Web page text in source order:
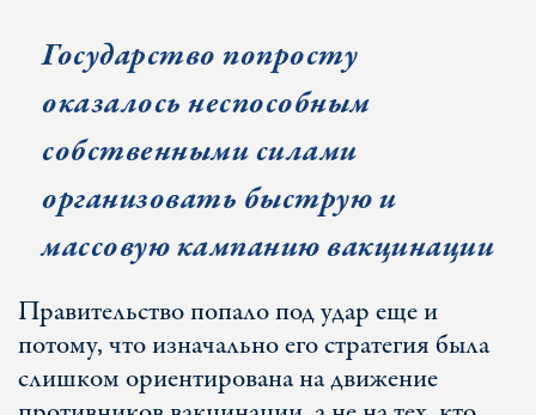
Государство попросту
оказалось неспособным
собственными силами
организовать быструю и
массовую кампанию вакцинации
Правительство попало под удар еще и
потому, что изначально его стратегия была
слишком ориентирована на движение